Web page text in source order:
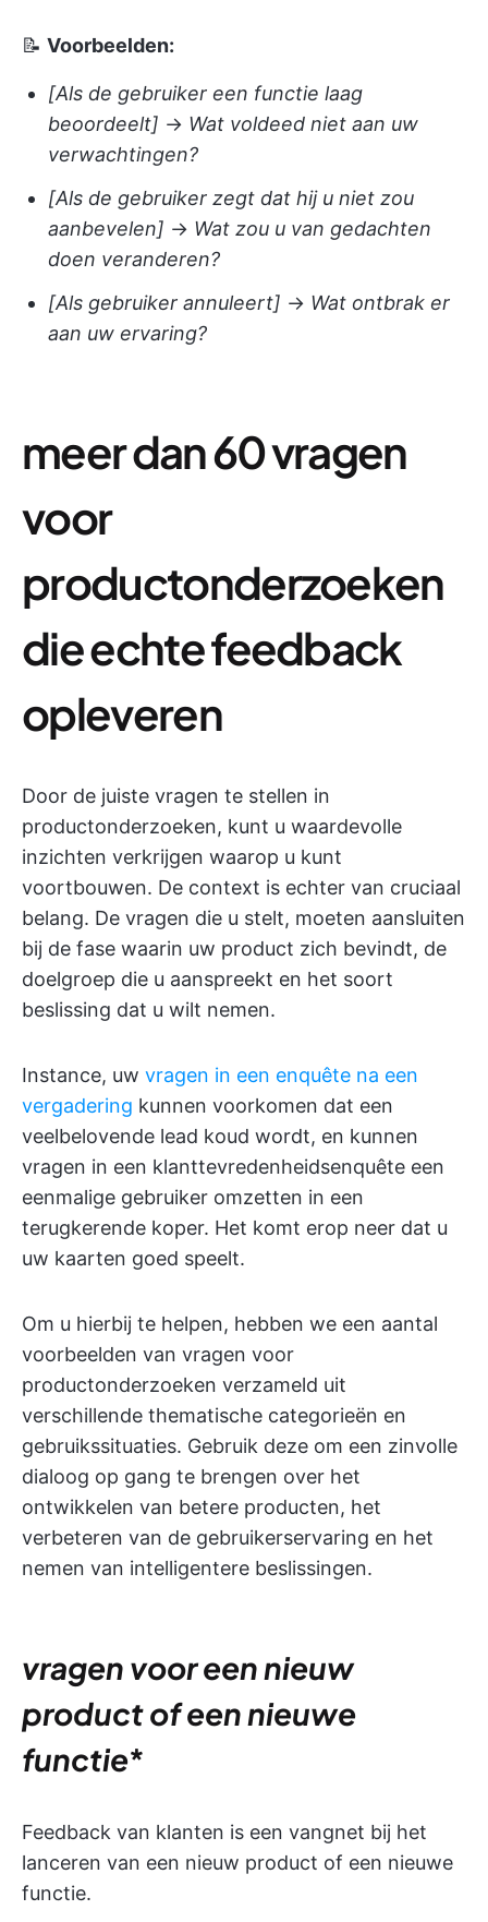
📝 Voorbeelden:
[Als de gebruiker een functie laag
beoordeelt] → Wat voldeed niet aan uw
verwachtingen?
[Als de gebruiker zegt dat hij u niet zou
aanbevelen] → Wat zou u van gedachten
doen veranderen?
[Als gebruiker annuleert] → Wat ontbrak er
aan uw ervaring?
meer dan 60 vragen
voor
productonderzoeken
die echte feedback
opleveren
Door de juiste vragen te stellen in
productonderzoeken, kunt u waardevolle
inzichten verkrijgen waarop u kunt
voortbouwen. De context is echter van cruciaal
belang. De vragen die u stelt, moeten aansluiten
bij de fase waarin uw product zich bevindt, de
doelgroep die u aanspreekt en het soort
beslissing dat u wilt nemen.
Instance, uw vragen in een enquête na een
vergadering kunnen voorkomen dat een
veelbelovende lead koud wordt, en kunnen
vragen in een klanttevredenheidsenquête een
eenmalige gebruiker omzetten in een
terugkerende koper. Het komt erop neer dat u
uw kaarten goed speelt.
Om u hierbij te helpen, hebben we een aantal
voorbeelden van vragen voor
productonderzoeken verzameld uit
verschillende thematische categorieën en
gebruikssituaties. Gebruik deze om een zinvolle
dialoog op gang te brengen over het
ontwikkelen van betere producten, het
verbeteren van de gebruikerservaring en het
nemen van intelligentere beslissingen.
vragen voor een nieuw
product of een nieuwe
functie*
Feedback van klanten is een vangnet bij het
lanceren van een nieuw product of een nieuwe
functie.